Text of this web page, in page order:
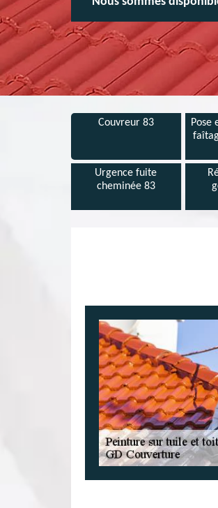
Couvreur 83
Pose
Urgence fuite
cheminée 83